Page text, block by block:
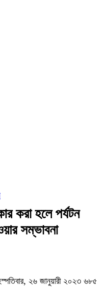
করা হলে পর্যটন
সম্ভাবনা
২৬ জানুয়ারী ২০২৩ ৬৮৫